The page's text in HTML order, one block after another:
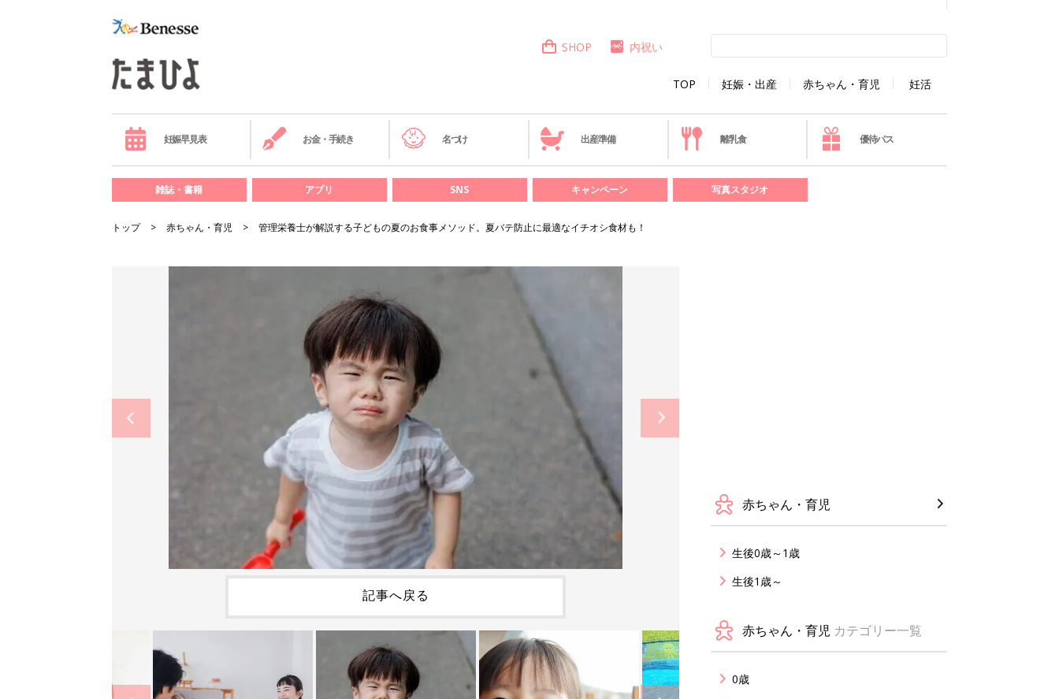
TOP 妊娠・出産 赤ちゃん・育児 妊活
SHOP 内祝い
妊娠早見表 お金・手続き 名づけ 出産準備 離乳食 優待パス
雑誌・書籍 アプリ SNS キャンペーン 写真スタジオ
トップ 赤ちゃん・育児 管理栄養士が解説する子どもの夏のお食事メソッド。夏バテ防止に最適なイチオシ食材も！
記事へ戻る
赤ちゃん・育児
生後0歳～1歳
生後1歳～
赤ちゃん・育児 カテゴリー一覧
0歳